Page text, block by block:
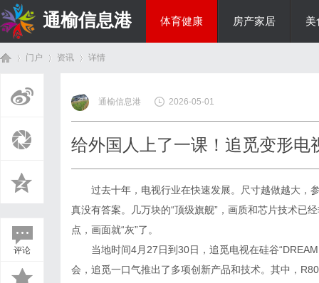
通榆信息港 体育健康 房产家居 美
门户 资讯
›
详情
评论
通榆信息港 2026-05-01
给外国人上了一课！追觅变形
过去十年，电视行业在快速发展。尺寸越做越大，
真没有答案。几万块的“顶级旗舰”，画质和芯片技术已
点，画面就“灰”了。
当地时间4月27日到30日，追觅电视在硅谷
会，追觅一口气推出了多项创新产品和技术。其中，